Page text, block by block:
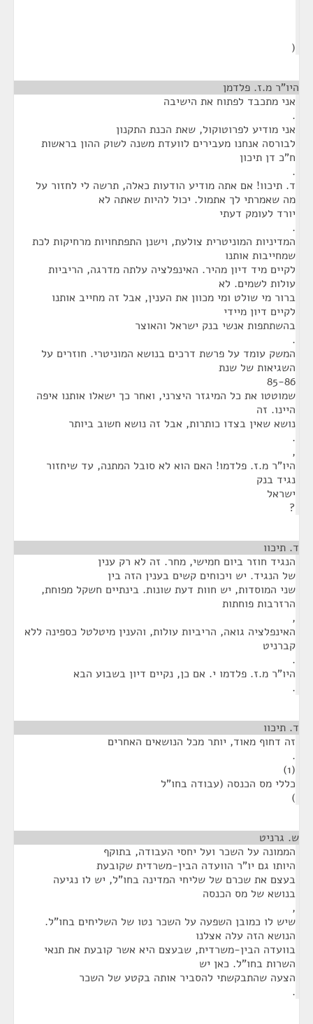
(
היו"ר מ.ז. פלדמן
אני מתכבד לפתוח את הישיבה
.
אני מודיע לפרוטוקול, שאת הכנת התקנון
לבורסה אנחנו מעבירים לוועדת משנה לשוק ההון בראשות
ח"כ דן תיכון
.
ד. תיכוו! אם אתה מודיע הודעות כאלה, תרשה לי לחזור על
מה שאמרתי לך אתמול. יכול להיות שאתה לא
יורד לעומק דעתי
.
המדיניות המוניטרית צולעת, וישנן התפתחויות מרחיקות לכת
שמחייבות אותנו
לקיים מיד דיון מהיר. האינפלציה עלתה מדרגה, הריביות
עולות לשמים. לא
ברור מי שולט ומי מכוון את הענין, אבל זה מחייב אותנו
לקיים דיון מיידי
בהשתתפות אנשי בנק ישראל והאוצר
.
המשק עומד על פרשת דרכים בנושא המוניטרי. חוזרים על
השגיאות של שנת
85-86
שמוטטו את כל המיגזר היצרני, ואחר כך ישאלו אותנו איפה
היינו. זה
נושא שאין בצדו כותרות, אבל זה נושא חשוב ביותר
.
,
היו"ר מ.ז. פלדמו! האם הוא לא סובל המתנה, עד שיחזור
נגיד בנק
ישראל
?
ד. תיכוו
הנגיד חוזר ביום חמישי, מחר. זה לא רק ענין
של הנגיד. יש ויכוחים קשים בענין הזה בין
שני המוסדות, יש חוות דעת שונות. בינתיים חשקל מפוחת,
הרזרבות פוחתות
,
האינפלציה גואה, הריביות עולות, והענין מיטלטל כספינה ללא
קברניט
.
היו"ר מ.ז. פלדמו י. אם כן, נקיים דיון בשבוע הבא
.
ד. תיכוו
זה דחוף מאוד, יותר מכל הנושאים האחרים
.
(1)
כללי מס הכנסה (עבודה בחו"ל
)
ש. גרניט
הממונה על השכר ועל יחסי העבודה, בתוקף
היותו גם יו"ר הוועדה הבין-משרדית שקובעת
בעצם את שכרם של שליחי המדינה בחו"ל, יש לו נגיעה
בנושא של מס הכנסה
,
שיש לו כמובן השפעה על השכר נטו של השליחים בחו"ל.
הנושא הזה עלה אצלנו
בוועדה הבין-משרדית, שבעצם היא אשר קובעת את תנאי
השרות בחו"ל. כאן יש
הצעה שהתבקשתי להסביר אותה בקטע של השכר
.